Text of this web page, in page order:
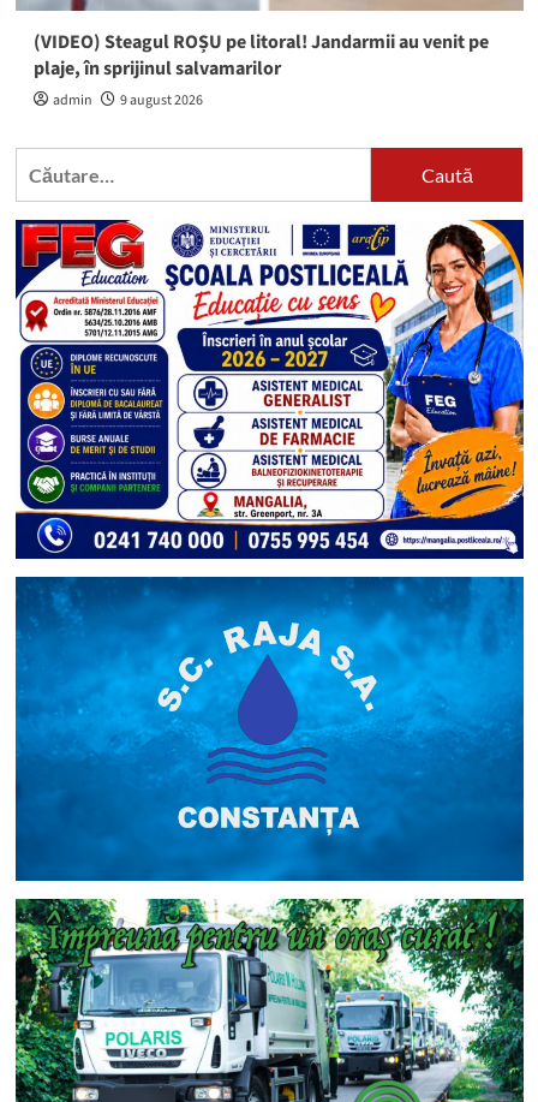
(VIDEO) Steagul ROȘU pe litoral! Jandarmii au venit pe
plaje, în sprijinul salvamarilor
admin 9 august 2026
Caută